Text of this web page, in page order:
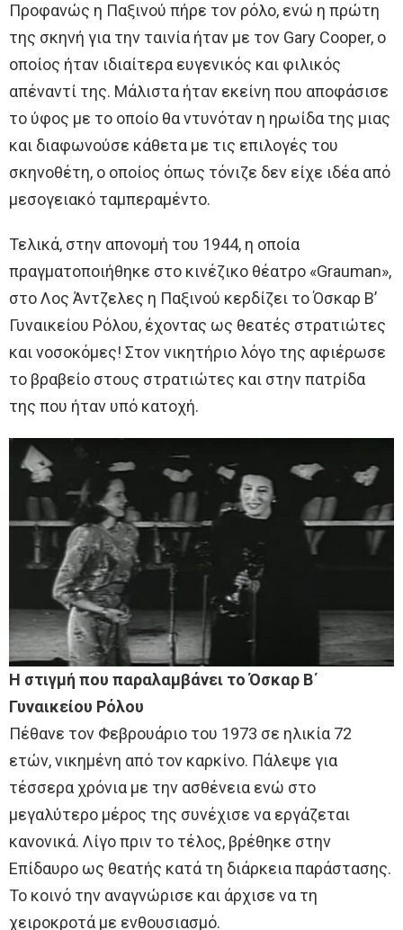
Προφανώς η Παξινού πήρε τον ρόλο, ενώ η πρώτη
της σκηνή για την ταινία ήταν με τον Gary Cooper, ο
οποίος ήταν ιδιαίτερα ευγενικός και φιλικός
απέναντί της. Μάλιστα ήταν εκείνη που αποφάσισε
το ύφος με το οποίο θα ντυνόταν η ηρωίδα της μιας
και διαφωνούσε κάθετα με τις επιλογές του
σκηνοθέτη, ο οποίος όπως τόνιζε δεν είχε ιδέα από
μεσογειακό ταμπεραμέντο.
Τελικά, στην απονομή του 1944, η οποία
πραγματοποιήθηκε στο κινέζικο θέατρο «Grauman»,
στο Λος Άντζελες η Παξινού κερδίζει το Όσκαρ Β’
Γυναικείου Ρόλου, έχοντας ως θεατές στρατιώτες
και νοσοκόμες! Στον νικητήριο λόγο της αφιέρωσε
το βραβείο στους στρατιώτες και στην πατρίδα
της που ήταν υπό κατοχή.
Η στιγμή που παραλαμβάνει το Όσκαρ Β΄
Γυναικείου Ρόλου
Πέθανε τον Φεβρουάριο του 1973 σε ηλικία 72
ετών, νικημένη από τον καρκίνο. Πάλεψε για
τέσσερα χρόνια με την ασθένεια ενώ στο
μεγαλύτερο μέρος της συνέχισε να εργάζεται
κανονικά. Λίγο πριν το τέλος, βρέθηκε στην
Επίδαυρο ως θεατής κατά τη διάρκεια παράστασης.
Το κοινό την αναγνώρισε και άρχισε να τη
χειροκροτά με ενθουσιασμό.